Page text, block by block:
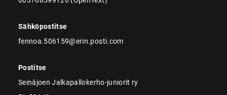
Sähköpostitse
fennoa.506159@erin.posti.com
Postitse
Seinäjoen Jalkapallokerho-juniorit ry